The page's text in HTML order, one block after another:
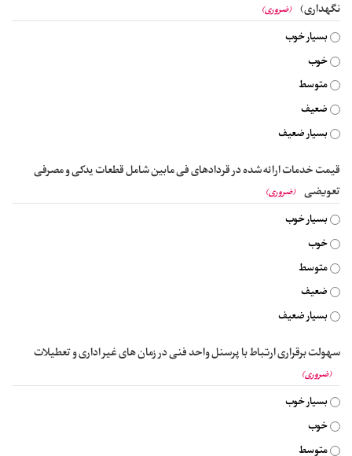
نگهداری) (ضروری)
بسیار خوب
خوب
متوسط
ضعیف
بسیار ضعیف
قیمت خدمات ارائه شده در قردادهای فی مابین شامل قطعات یدکی و مصرفی
تعویضی (ضروری)
بسیار خوب
خوب
متوسط
ضعیف
بسیار ضعیف
سهولت برقراری ارتباط با پرسنل واحد فنی در زمان های غیر اداری و تعطیلات
(ضروری)
بسیار خوب
خوب
متوسط